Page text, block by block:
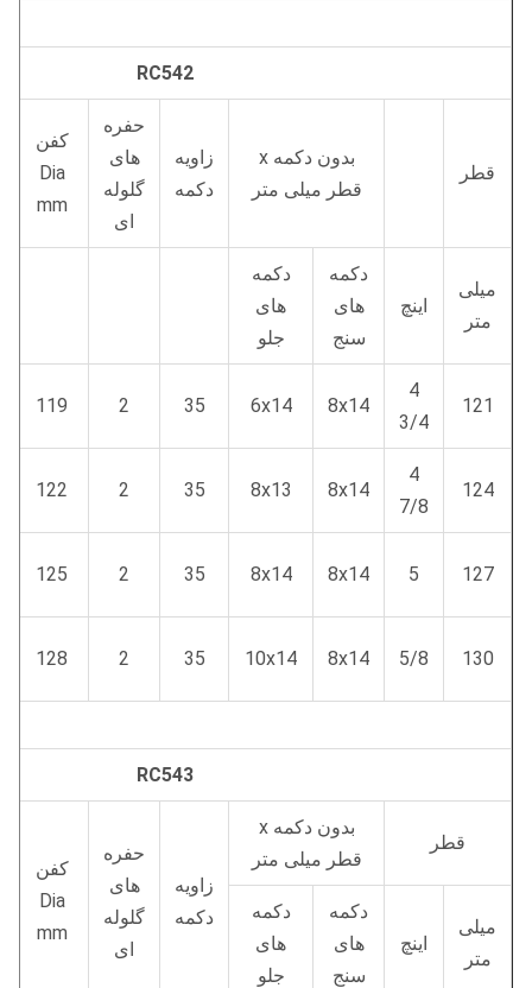
RC542
قطر
بدون دکمه x
قطر میلی متر
زاویه
دکمه
حفره
های
گلوله
ای
کفن
Dia
mm
میلی
متر
اینچ
دکمه
های
سنج
دکمه
های
جلو
121
4
3/4
8x14
6x14
35
2
119
124
4
7/8
8x14
8x13
35
2
122
127
5
8x14
8x14
35
2
125
130
5/8
8x14
10x14
35
2
128
RC543
قطر
بدون دکمه x
قطر میلی متر
زاویه
دکمه
حفره
های
گلوله
ای
کفن
Dia
mm
میلی
متر
اینچ
دکمه
های
سنج
دکمه
های
جلو